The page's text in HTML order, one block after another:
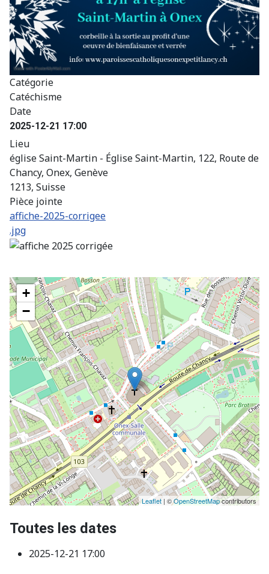
Catégorie
Catéchisme
Date
2025-12-21 17:00
Lieu
église Saint-Martin - Église Saint-Martin, 122, Route de
Chancy, Onex, Genève
1213, Suisse
Pièce jointe
affiche-2025-corrigee
.jpg
+
−
Leaflet | ©OpenStreetMapcontributors
Toutes les dates
2025-12-21 17:00